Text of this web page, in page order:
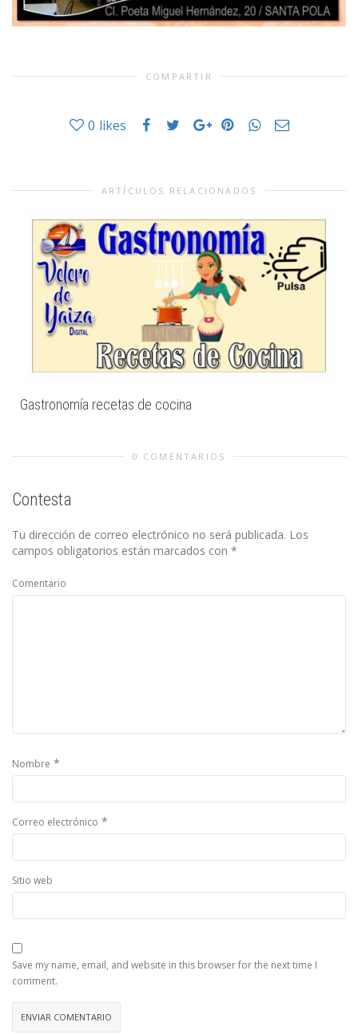
COMPARTIR
0 likes
ARTÍCULOS RELACIONADOS
Gastronomía recetas de cocina
0 COMENTARIOS
Contesta
Tu dirección de correo electrónico no será publicada. Los
campos obligatorios están marcados con *
Comentario
Nombre *
Correo electrónico *
Sitio web
Save my name, email, and website in this browser for the next time I
comment.